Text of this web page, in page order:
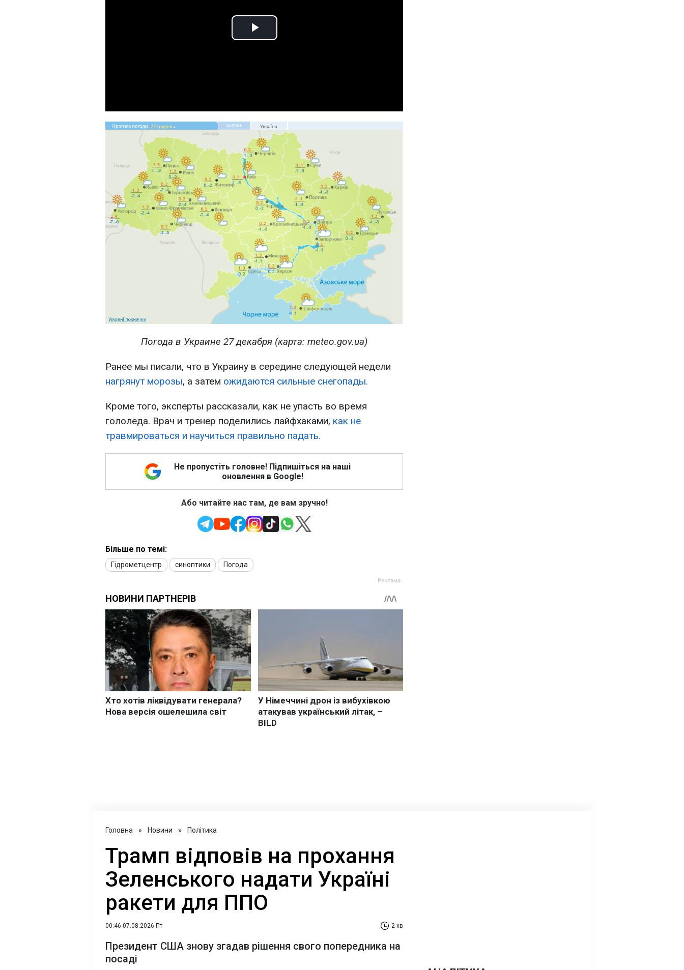
Play
Погода в Украине 27 декабря (карта: meteo.gov.ua)
Ранее мы писали, что в Украину в середине следующей недели
нагрянут морозы, а затем ожидаются сильные снегопады.
Кроме того, эксперты рассказали, как не упасть во время
гололеда. Врач и тренер поделились лайфхаками, как не
травмироваться и научиться правильно падать.
Не пропустіть головне! Підпишіться на наші
оновлення в Google!
Або читайте нас там, де вам зручно!
Більше по темі:
Гідрометцентр синоптики Погода
Головна » Новини » Політика
Трамп відповів на прохання
Зеленського надати Україні
ракети для ППО
00:46 07.08.2026 Пт 2 хв
Президент США знову згадав рішення свого попередника на
посаді